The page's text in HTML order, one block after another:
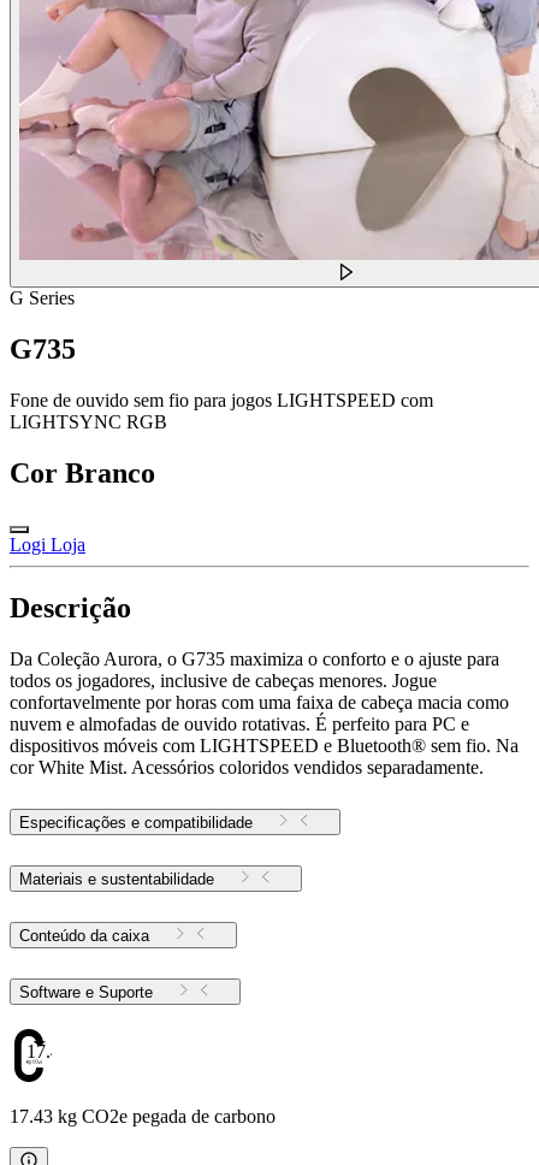
G Series
G735
Fone de ouvido sem fio para jogos LIGHTSPEED com
LIGHTSYNC RGB
Cor Branco
Logi Loja
Descrição
Da Coleção Aurora, o G735 maximiza o conforto e o ajuste para
todos os jogadores, inclusive de cabeças menores. Jogue
confortavelmente por horas com uma faixa de cabeça macia como
nuvem e almofadas de ouvido rotativas. É perfeito para PC e
dispositivos móveis com LIGHTSPEED e Bluetooth® sem fio. Na
cor White Mist. Acessórios coloridos vendidos separadamente.
Especificações e compatibilidade
Materiais e sustentabilidade
Conteúdo da caixa
Software e Suporte
17.43
17.43 kg CO2e pegada de carbono